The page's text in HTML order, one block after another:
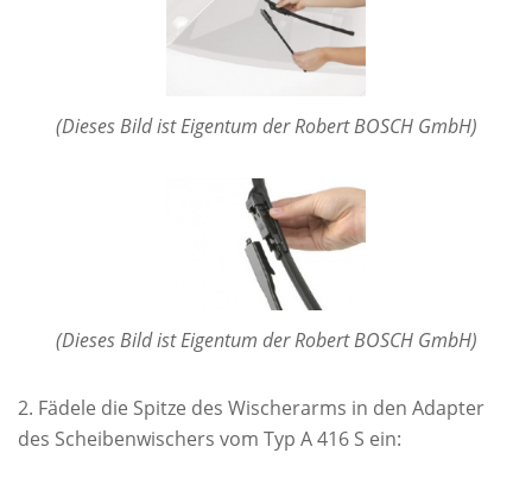
(Dieses Bild ist Eigentum der Robert BOSCH GmbH)
(Dieses Bild ist Eigentum der Robert BOSCH GmbH)
Fädele die Spitze des Wischerarms in den Adapter
des Scheibenwischers vom Typ A 416 S ein: